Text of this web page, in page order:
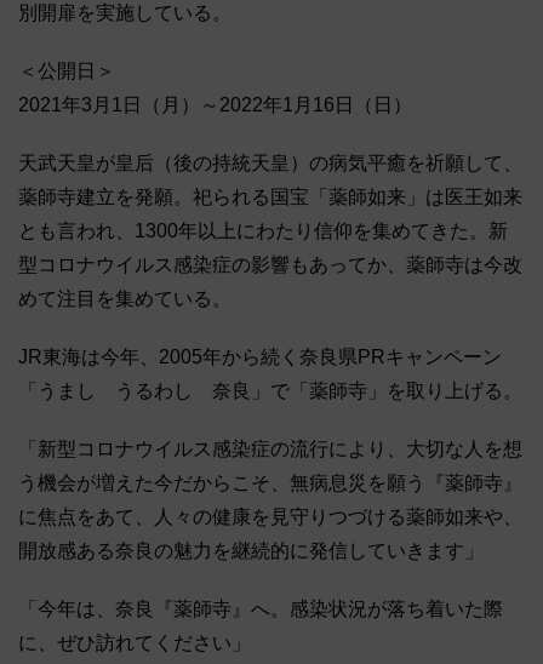
別開扉を実施している。
＜公開日＞
2021年3月1日（月）～2022年1月16日（日）
天武天皇が皇后（後の持統天皇）の病気平癒を祈願して、
薬師寺建立を発願。祀られる国宝「薬師如来」は医王如来
とも言われ、1300年以上にわたり信仰を集めてきた。新
型コロナウイルス感染症の影響もあってか、薬師寺は今改
めて注目を集めている。
JR東海は今年、2005年から続く奈良県PRキャンペーン
「うまし うるわし 奈良」で「薬師寺」を取り上げる。
「新型コロナウイルス感染症の流行により、大切な人を想
う機会が増えた今だからこそ、無病息災を願う『薬師寺』
に焦点をあて、人々の健康を見守りつづける薬師如来や、
開放感ある奈良の魅力を継続的に発信していきます」
「今年は、奈良『薬師寺』へ。感染状況が落ち着いた際
に、ぜひ訪れてください」